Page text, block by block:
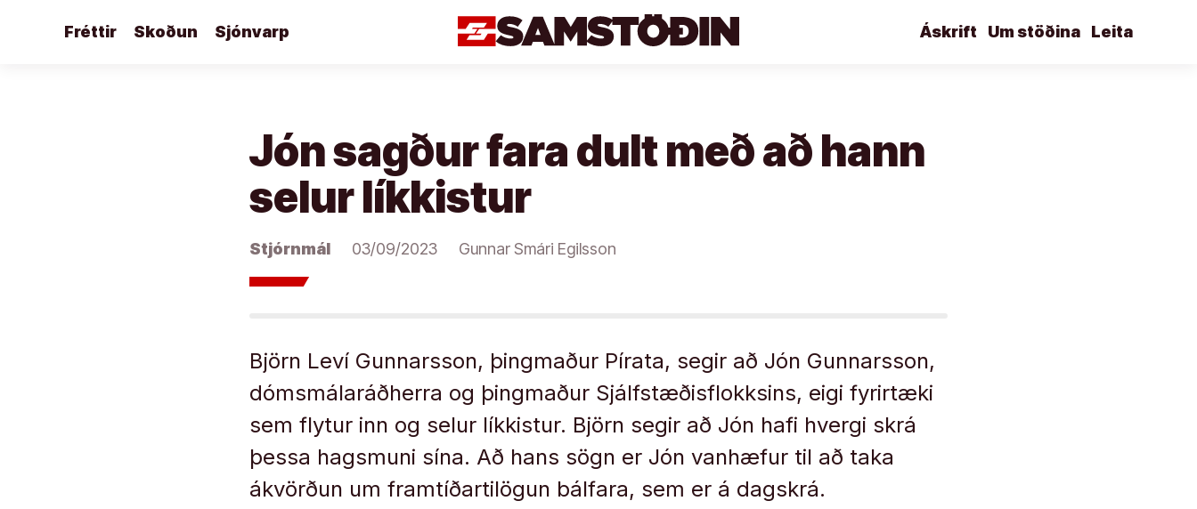
Fréttir Skoðun Sjónvarp Leita
Um stöðina
Áskrift
Jón sagður fara dult með að hann
selur líkkistur
Stjórnmál 03/09/2023 Gunnar Smári Egilsson
Björn Leví Gunnarsson, þingmaður Pírata, segir að Jón Gunnarsson,
dómsmálaráðherra og þingmaður Sjálfstæðisflokksins, eigi fyrirtæki
sem flytur inn og selur líkkistur. Björn segir að Jón hafi hvergi skrá
þessa hagsmuni sína. Að hans sögn er Jón vanhæfur til að taka
ákvörðun um framtíðartilögun bálfara, sem er á dagskrá.